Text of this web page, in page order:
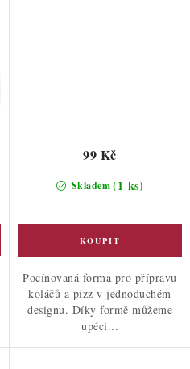
Skladem(1 ks)
99 Kč
Pocínovaná forma pro přípravu
koláčů a pizz v jednoduchém
designu. Díky formě můžeme
upéci...